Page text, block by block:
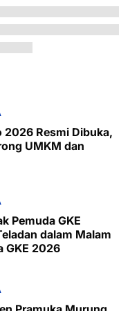
2026 Resmi Dibuka,
UMKM dan
Pemuda GKE
dalam Malam
GKE 2026